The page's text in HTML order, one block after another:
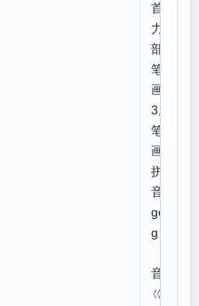
首:
力,
部外
笔
画:
3,总
笔
画:5
拼
音：
gōn
g
音：
ㄍㄨ